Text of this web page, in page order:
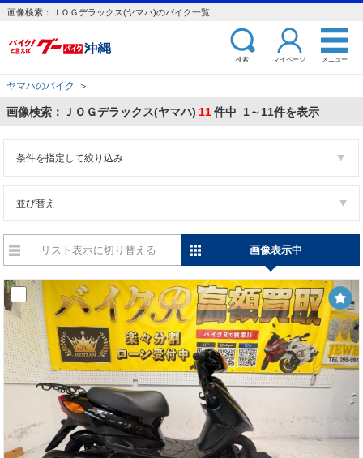
画像検索：ＪＯＧデラックス(ヤマハ)のバイク一覧
検索 マイページ メニュー
ヤマハのバイク ＞
画像検索：ＪＯＧデラックス(ヤマハ) 11件中 1～11件を表示
条件を指定して絞り込み
並び替え
リスト表示に切り替える 画像表示中